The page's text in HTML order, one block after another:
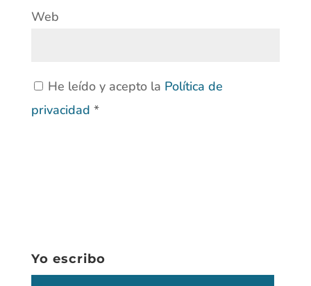
Web
He leído y acepto la Política de
privacidad *
Yo escribo